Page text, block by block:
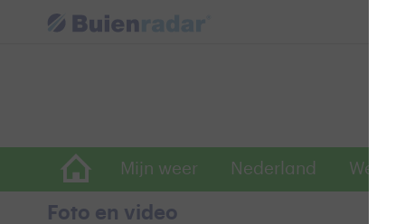
Mijn weer Nederland
Foto en video